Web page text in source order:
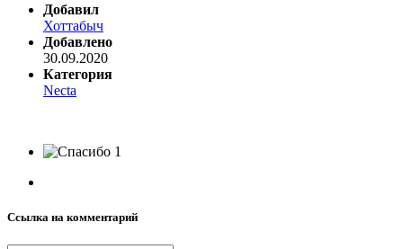
Добавил
Хоттабыч
Добавлено
30.09.2020
Категория
Necta
1
Ссылка на комментарий